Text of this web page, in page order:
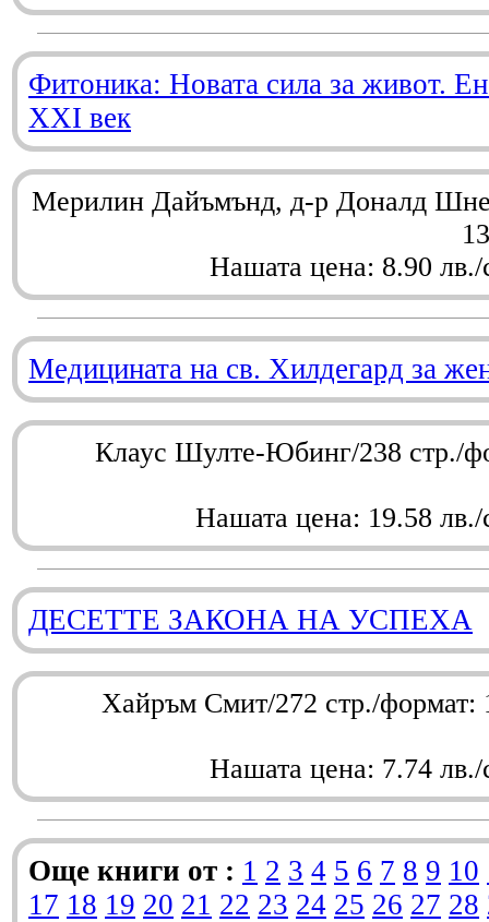
Фитоника: Новата сила за живот.
XXI век
Мерилин Дайъмънд, д-р Доналд
Нашата цена: 8.90 лв./
Медицината на св. Хилдегард за
Клаус Шулте-Юбинг/238 стр./
Нашата цена: 19.58 лв./
ДЕСЕТТЕ ЗАКОНА НА УСПЕХА
Хайръм Смит/272 стр./
Нашата цена: 7.74 лв./
Още книги от : 1 2 3 4 5 6 7 8 9 10
17 18 19 20 21 22 23 24 25 26 27 28